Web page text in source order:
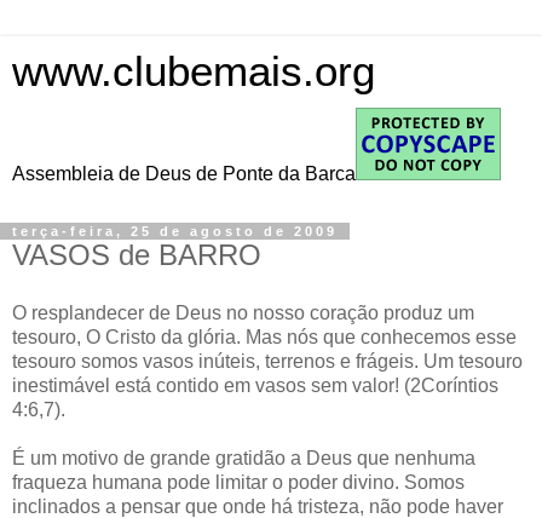
www.clubemais.org
Assembleia de Deus de Ponte da Barca
terça-feira, 25 de agosto de 2009
VASOS de BARRO
O resplandecer de Deus no nosso coração produz um
tesouro, O Cristo da glória. Mas nós que conhecemos esse
tesouro somos vasos inúteis, terrenos e frágeis. Um tesouro
inestimável está contido em vasos sem valor! (2Coríntios
4:6,7).
É um motivo de grande gratidão a Deus que nenhuma
fraqueza humana pode limitar o poder divino. Somos
inclinados a pensar que onde há tristeza, não pode haver